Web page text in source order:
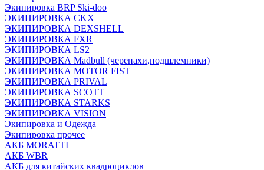
Экипировка BRP Ski-doo
ЭКИПИРОВКА CKX
ЭКИПИРОВКА DEXSHELL
ЭКИПИРОВКА FXR
ЭКИПИРОВКА LS2
ЭКИПИРОВКА Madbull (черепахи,подшлемники)
ЭКИПИРОВКА MOTOR FIST
ЭКИПИРОВКА PRIVAL
ЭКИПИРОВКА SCOTT
ЭКИПИРОВКА STARKS
ЭКИПИРОВКА VISION
Экипировка и Одежда
Экипировка прочее
АКБ MORATTI
АКБ WBR
АКБ для китайских квадроциклов